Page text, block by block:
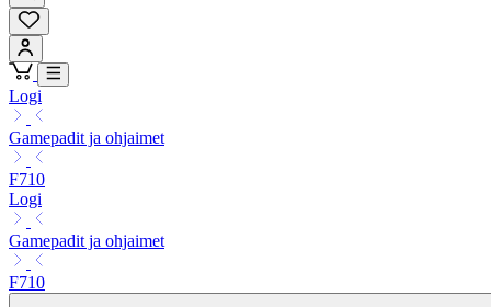
Logi
Gamepadit ja ohjaimet
F710
Logi
Gamepadit ja ohjaimet
F710